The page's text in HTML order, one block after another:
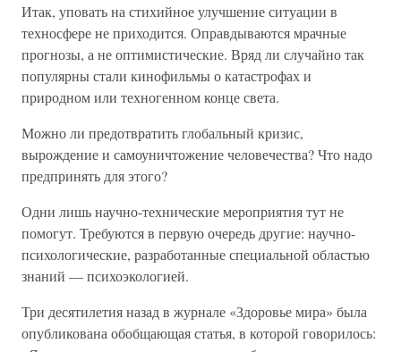
Итак, уповать на стихийное улучшение ситуации в
техносфере не приходится. Оправдываются мрачные
прогнозы, а не оптимистические. Вряд ли случайно так
популярны стали кинофильмы о катастрофах и
природном или техногенном конце света.
Можно ли предотвратить глобальный кризис,
вырождение и самоуничтожение человечества? Что надо
предпринять для этого?
Одни лишь научно-технические мероприятия тут не
помогут. Требуются в первую очередь другие: научно-
психологические, разработанные специальной областью
знаний — психоэкологией.
Три десятилетия назад в журнале «Здоровье мира» была
опубликована обобщающая статья, в которой говорилось: